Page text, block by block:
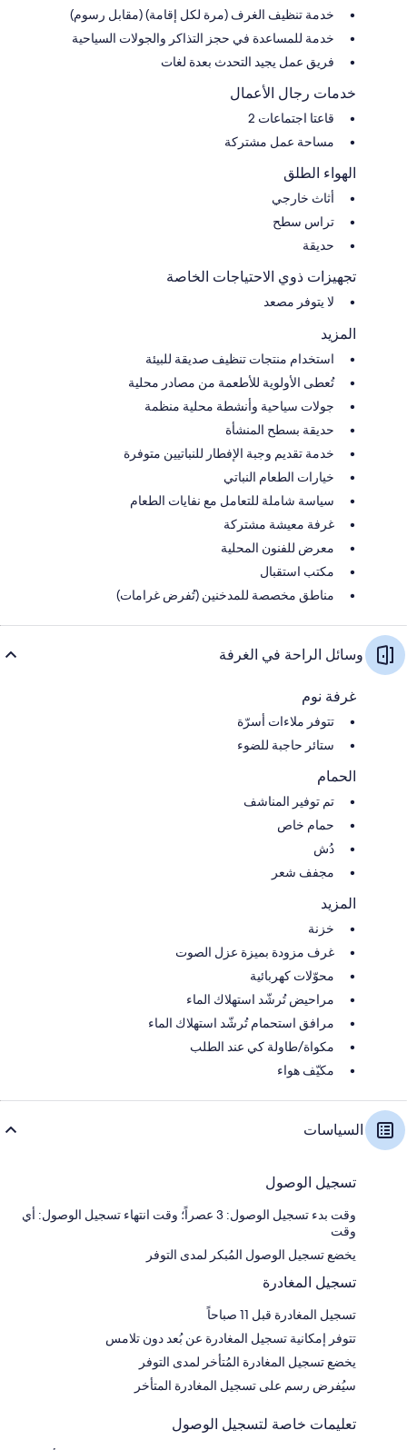
خدمة تنظيف الغرف (مرة لكل إقامة) (مقابل رسوم)
خدمة للمساعدة في حجز التذاكر والجولات السياحية
فريق عمل يجيد التحدث بعدة لغات
خدمات رجال الأعمال
قاعتا اجتماعات 2
مساحة عمل مشتركة
الهواء الطلق
أثاث خارجي
تراس سطح
حديقة
تجهيزات ذوي الاحتياجات الخاصة
لا يتوفر مصعد
المزيد
استخدام منتجات تنظيف صديقة للبيئة
تُعطى الأولوية للأطعمة من مصادر محلية
جولات سياحية وأنشطة محلية منظمة
حديقة بسطح المنشأة
خدمة تقديم وجبة الإفطار للنباتيين متوفرة
خيارات الطعام النباتي
سياسة شاملة للتعامل مع نفايات الطعام
غرفة معيشة مشتركة
معرض للفنون المحلية
مكتب استقبال
مناطق مخصصة للمدخنين (تُفرض غرامات)
وسائل الراحة في الغرفة
غرفة نوم
تتوفر ملاءات أسرّة
ستائر حاجبة للضوء
الحمام
تم توفير المناشف
حمام خاص
دُش
مجفف شعر
المزيد
خزنة
غرف مزودة بميزة عزل الصوت
محوّلات كهربائية
مراحيض تُرشّد استهلاك الماء
مرافق استحمام تُرشّد استهلاك الماء
مكواة/طاولة كي عند الطلب
مكيّف هواء
السياسات
تسجيل الوصول
وقت بدء تسجيل الوصول: 3 عصراً؛ وقت انتهاء تسجيل الوصول: أي
وقت
يخضع تسجيل الوصول المُبكر لمدى التوفر
تسجيل المغادرة
تسجيل المغادرة قبل 11 صباحاً
تتوفر إمكانية تسجيل المغادرة عن بُعد دون تلامس
يخضع تسجيل المغادرة المُتأخر لمدى التوفر
سيُفرض رسم على تسجيل المغادرة المتأخر
تعليمات خاصة لتسجيل الوصول